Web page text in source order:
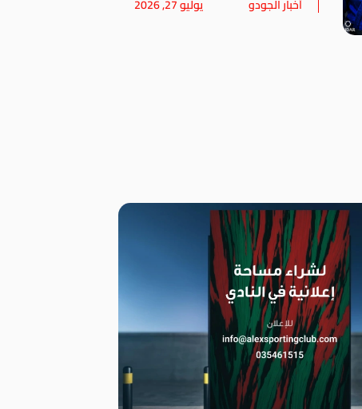
أخبار الجودو يوليو 27, 2026